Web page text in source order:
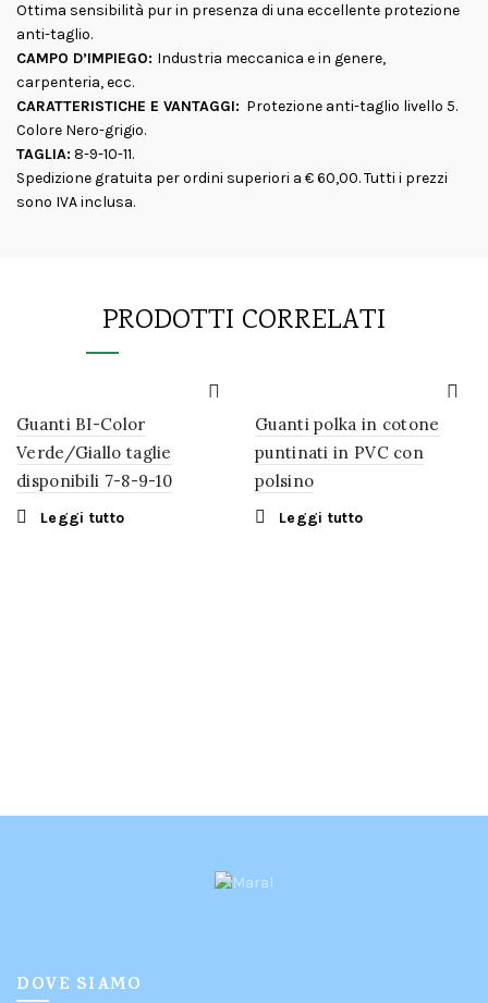
Ottima sensibilità pur in presenza di una eccellente protezione
anti-taglio.
CAMPO D’IMPIEGO: Industria meccanica e in genere,
carpenteria, ecc.
CARATTERISTICHE E VANTAGGI: Protezione anti-taglio livello 5.
Colore Nero-grigio.
TAGLIA: 8-9-10-11.
Spedizione gratuita per ordini superiori a € 60,00. Tutti i prezzi
sono IVA inclusa.
PRODOTTI CORRELATI
Guanti BI-Color
Verde/Giallo taglie
disponibili 7-8-9-10
Leggi tutto
Guanti polka in cotone
puntinati in PVC con
polsino
Leggi tutto
DOVE SIAMO